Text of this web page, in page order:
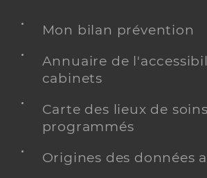
Mon bilan prévention
Annuaire de
cabinets
Carte des lieux de
programmés
Origines des données